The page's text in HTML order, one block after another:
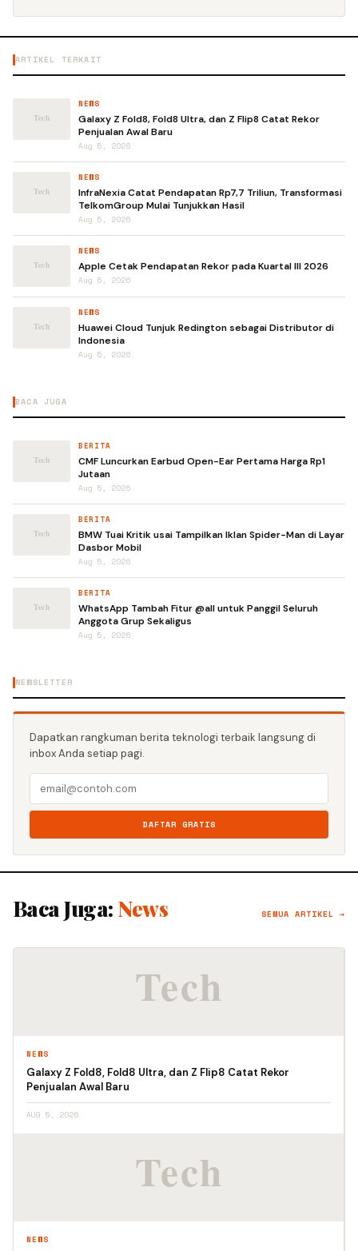
ARTIKEL TERKAIT
NEWS
Galaxy Z Fold8, Fold8 Ultra, dan Z Flip8 Catat Rekor
Penjualan Awal Baru
Aug 5, 2026
NEWS
InfraNexia Catat Pendapatan Rp7,7 Triliun, Transformasi
TelkomGroup Mulai Tunjukkan Hasil
Aug 5, 2026
NEWS
Apple Cetak Pendapatan Rekor pada Kuartal III 2026
Aug 5, 2026
NEWS
Huawei Cloud Tunjuk Redington sebagai Distributor di
Indonesia
Aug 5, 2026
BACA JUGA
BERITA
CMF Luncurkan Earbud Open-Ear Pertama Harga Rp1
Jutaan
Aug 5, 2026
BERITA
BMW Tuai Kritik usai Tampilkan Iklan Spider-Man di Layar
Dasbor Mobil
Aug 5, 2026
BERITA
WhatsApp Tambah Fitur @all untuk Panggil Seluruh
Anggota Grup Sekaligus
Aug 5, 2026
NEWSLETTER
Dapatkan rangkuman berita teknologi terbaik langsung di
inbox Anda setiap pagi.
DAFTAR GRATIS
Baca Juga: News SEMUA ARTIKEL →
NEWS
Galaxy Z Fold8, Fold8 Ultra, dan Z Flip8 Catat Rekor
Penjualan Awal Baru
AUG 5, 2026
NEWS